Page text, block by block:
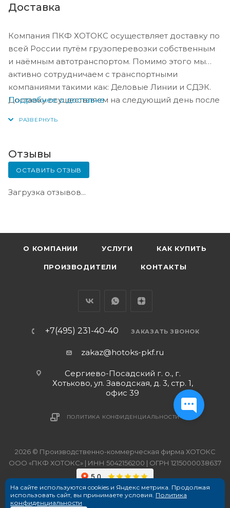
Доставка
Компания ПКФ ХОТОКС осуществляет доставку по
всей России путём грузоперевозки собственным
и наёмным автотранспортом. Помимо этого мы
активно сотрудничаем с транспортными
компаниями такими как: Деловые Линии и СДЭК.
Доставку осуществляем на следующий день после
Подробнее о доставке
Отзывы
ОСТАВИТЬ ОТЗЫВ
Загрузка отзывов...
О КОМПАНИИ УСЛУГИ КАК КУПИТЬ
ПРОИЗВОДИТЕЛИ КОНТАКТЫ
+7(495) 231-40-40 ЗАКАЗАТЬ ЗВОНОК
zakaz@hotoks-pkf.ru
Сергиево-Посадский г. о., г.
Хотьково, ул. Заводская, д. 3, стр. 1,
офис 39
ПОЛИТИКА КОНФИДЕНЦИАЛЬНОСТИ
2026 © Производственно-коммерческая фирма ХОТОКС
ООО «ПКФ ХОТОКС» | ИНН 5042156200 | ОГРН 1215000038637
На сайте используются cookies и Яндекс метрика. Продолжая
использовать сайт, вы принимаете условия. Политика
конфиденциальности